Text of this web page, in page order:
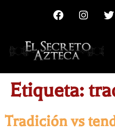
Etiqueta:
Tradición vs